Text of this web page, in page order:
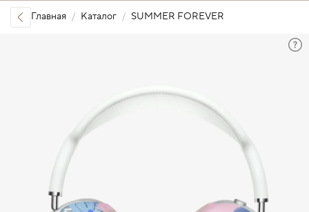
Главная Каталог SUMMER FOREVER